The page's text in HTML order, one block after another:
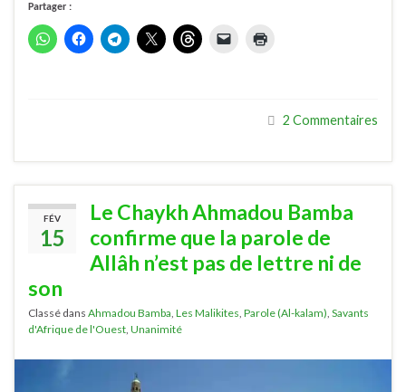
Partager :
2 Commentaires
FÉV
15
Le Chaykh Ahmadou Bamba
confirme que la parole de
Allâh n’est pas de lettre ni de
son
Classé dans Ahmadou Bamba Les Malikites Parole (Al-kalam) Savants
d'Afrique de l'Ouest Unanimité